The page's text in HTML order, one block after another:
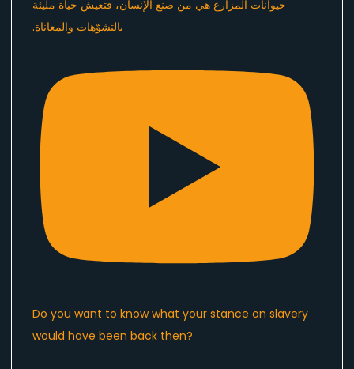
Do you want to know what your stance on slavery
would have been back then?